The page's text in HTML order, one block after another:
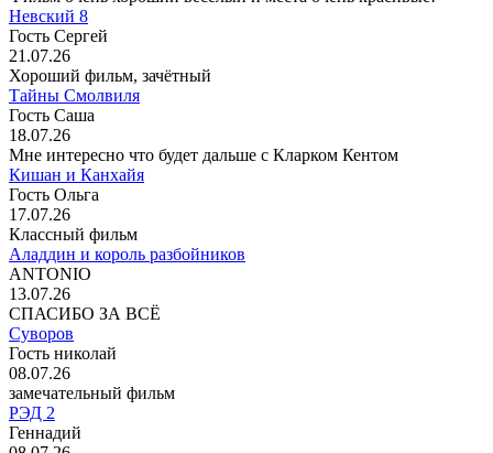
Невский 8
Гость Сергей
21.07.26
Хороший фильм, зачётный
Тайны Смолвиля
Гость Саша
18.07.26
Мне интересно что будет дальше с Кларком Кентом
Кишан и Канхайя
Гость Ольга
17.07.26
Классный фильм
Аладдин и король разбойников
ANTONIO
13.07.26
СПАСИБО ЗА ВСЁ
Суворов
Гость николай
08.07.26
замечательный фильм
РЭД 2
Геннадий